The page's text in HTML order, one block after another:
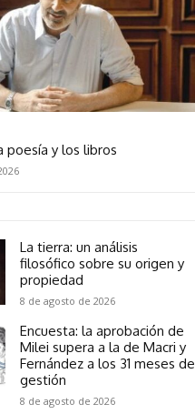
poesía y los libros
La tierra: un análisis
filosófico sobre su origen y
propiedad
8 de agosto de 2026
Encuesta: la aprobación de
Milei supera a la de Macri y
Fernández a los 31 meses de
gestión
8 de agosto de 2026